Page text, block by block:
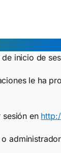
inicio de
le ha
en